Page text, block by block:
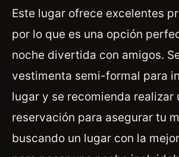
Este lugar ofrece excelentes
por lo que es una opción
noche divertida con amigos.
vestimenta semi-formal para
lugar y se recomienda realizar
reservación para asegurar tu
buscando un lugar con la